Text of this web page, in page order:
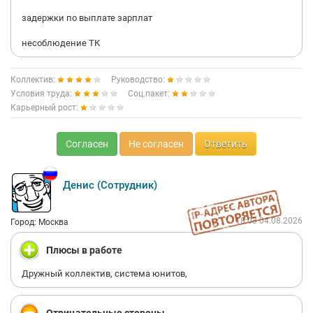
задержки по выплате зарплат
несоблюдение ТК
Коллектив:
Руководство:
Условия труда:
Соц.пакет:
Карьерный рост:
Согласен Не согласен Ответить
Денис (Сотрудник)
Город: Москва 18:03 04.08.2026
Плюсы в работе
Дружный коллектив, система юнитов,